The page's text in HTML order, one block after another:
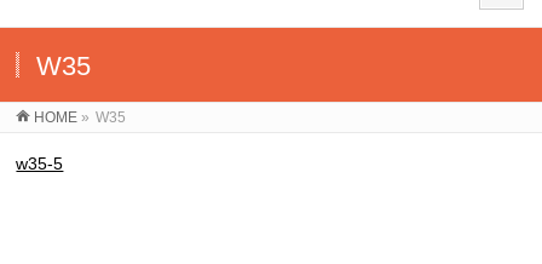
W35
HOME » W35
w35-5